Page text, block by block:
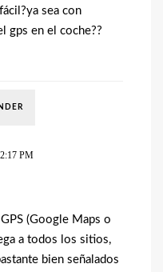
sea con
gps en el coche??
PM
(Google Maps o
a todos los sitios,
bien señalados